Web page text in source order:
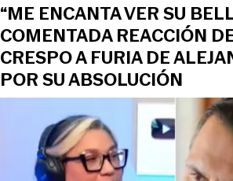
“ME ENCANTA VER SU
COMENTADA REACCIÓN
CRESPO A FURIA DE
POR SU ABSOLUCIÓN